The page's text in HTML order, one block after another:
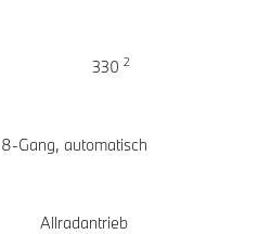
330 2
8-Gang, automatisch
Allradantrieb